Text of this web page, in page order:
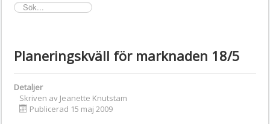
sök...
Planeringskväll för marknaden 18/5
Detaljer
Skriven av Jeanette Knutstam
Publicerad 15 maj 2009